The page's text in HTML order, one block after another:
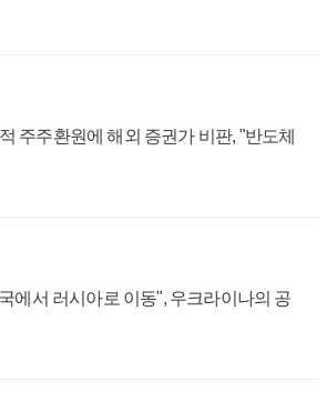
주주환원에 해외 증권가 비판, "반도체
에서 러시아로 이동", 우크라이나의 공